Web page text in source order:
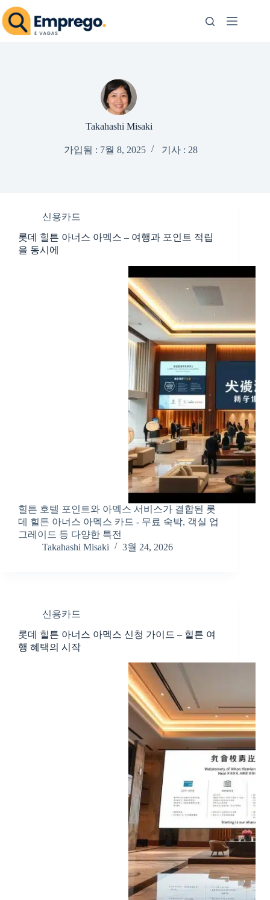
문
으
Takahashi Misaki
가입됨 : 7월 8, 2025 기사 : 28
신용카드
롯데 힐튼 아너스 아멕스 – 여행과 포인트 적립
을 동시에
힐튼 호텔 포인트와 아멕스 서비스가 결합된 롯
데 힐튼 아너스 아멕스 카드 - 무료 숙박, 객실 업
그레이드 등 다양한 특전
Takahashi Misaki
3월 24, 2026
신용카드
롯데 힐튼 아너스 아멕스 신청 가이드 – 힐튼 여
행 혜택의 시작